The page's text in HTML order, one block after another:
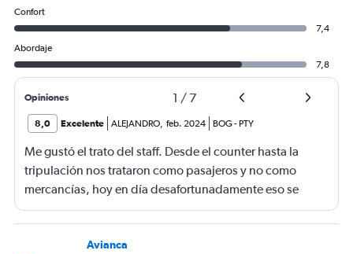
Confort
7,4
Abordaje
7,8
Opiniones 1 / 7
8,0 Excelente ALEJANDRO, feb. 2024 BOG- PTY
Me gustó el trato del staff. Desde el counter hasta la
tripulación nos trataron como pasajeros y no como
mercancías, hoy en día desafortunadamente eso se
debe resaltar en una aerolínea, esa es ahora la diferencia
de viajar o no en una aerolínea low-cost. Por mejorar la
comida, solo paquetes que no aportan nada.
Avianca